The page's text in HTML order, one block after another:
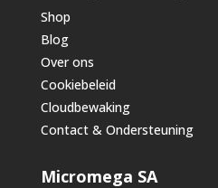
Shop
Blog
Over ons
Cookiebeleid
Cloudbewaking
Contact & Ondersteuning
Micromega SA